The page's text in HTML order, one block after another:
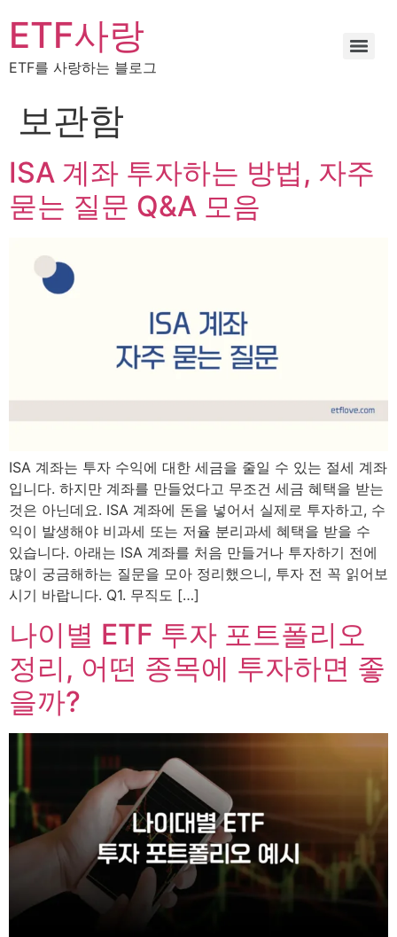
ETF사랑
ETF를 사랑하는 블로그
보관함
ISA 계좌 투자하는 방법, 자주
묻는 질문 Q&A 모음
ISA 계좌는 투자 수익에 대한 세금을 줄일 수 있는 절세 계좌
입니다. 하지만 계좌를 만들었다고 무조건 세금 혜택을 받는
것은 아닌데요. ISA 계좌에 돈을 넣어서 실제로 투자하고, 수
익이 발생해야 비과세 또는 저율 분리과세 혜택을 받을 수
있습니다. 아래는 ISA 계좌를 처음 만들거나 투자하기 전에
많이 궁금해하는 질문을 모아 정리했으니, 투자 전 꼭 읽어보
시기 바랍니다. Q1. 무직도 […]
나이별 ETF 투자 포트폴리오
정리, 어떤 종목에 투자하면 좋
을까?